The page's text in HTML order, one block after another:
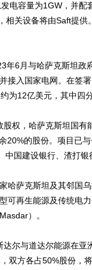
容量为1GW，并配
相关设备将由Saft提
6月与哈萨克斯坦政
接入国家电网。在签
为12亿美元，其中四
，哈萨克斯坦国有
20%的股份。项目已
国建设银行、渣打银
萨克斯坦及其邻国
可再生能源及传统电
）。
与道达尔能源在亚
双方各占50%股份，